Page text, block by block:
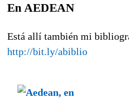
En AEDEAN
Está allí también mi
http://bit.ly/abiblio